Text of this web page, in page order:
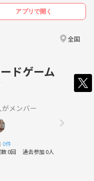
アプリで開く
全国
ドゲーム
がメンバー
0件
数 0回 過去参加 0人